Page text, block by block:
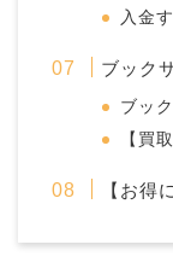
入金
ブック
ブッ
【買
【お得